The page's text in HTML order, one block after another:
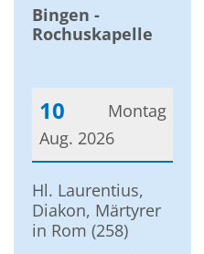
Bingen -
Rochuskapelle
Montag
10
Aug. 2026
Datum: 10. August 2026
Hl. Laurentius,
Diakon, Märtyrer
in Rom (258)